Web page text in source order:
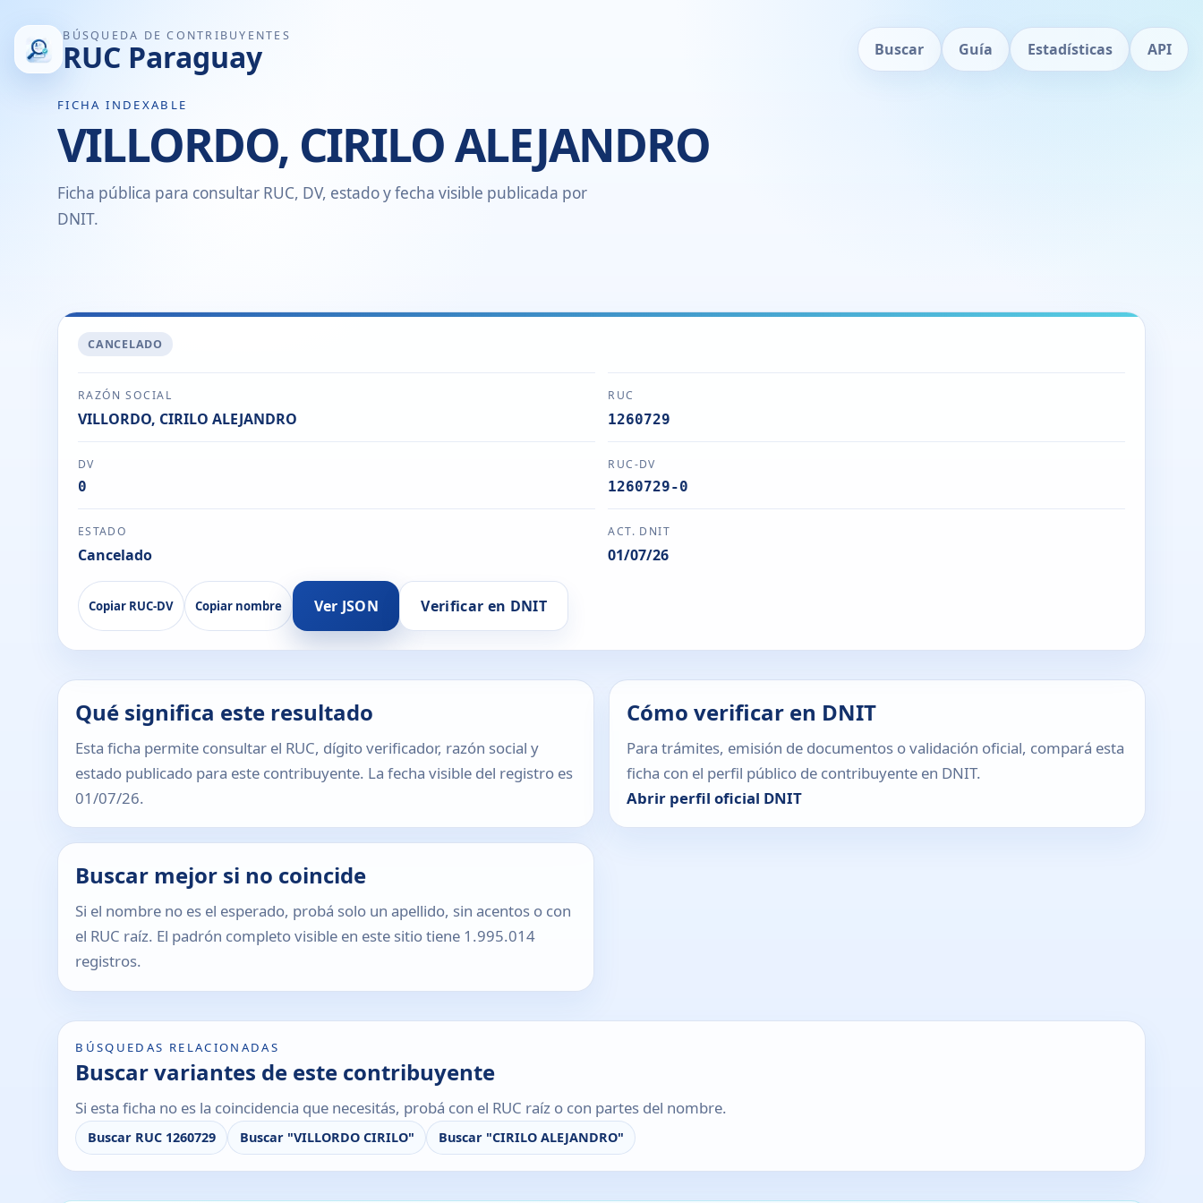
BÚSQUEDA DE CONTRIBUYENTES
RUC Paraguay Buscar Guía Estadísticas API
FICHA INDEXABLE
VILLORDO, CIRILO ALEJANDRO
Ficha pública para consultar RUC, DV, estado y fecha visible publicada por
DNIT.
CANCELADO
RAZÓN SOCIAL
VILLORDO, CIRILO ALEJANDRO
RUC
1260729
DV
0
RUC-DV
1260729-0
ESTADO
Cancelado
ACT. DNIT
01/07/26
Copiar RUC-DV Copiar nombre Ver JSON Verificar en DNIT
Qué significa este resultado
Esta ficha permite consultar el RUC, dígito verificador, razón social y
estado publicado para este contribuyente. La fecha visible del registro es
01/07/26.
Cómo verificar en DNIT
Para trámites, emisión de documentos o validación oficial, compará esta
ficha con el perfil público de contribuyente en DNIT.
Abrir perfil oficial DNIT
Buscar mejor si no coincide
Si el nombre no es el esperado, probá solo un apellido, sin acentos o con
el RUC raíz. El padrón completo visible en este sitio tiene 1.995.014
registros.
BÚSQUEDAS RELACIONADAS
Buscar variantes de este contribuyente
Si esta ficha no es la coincidencia que necesitás, probá con el RUC raíz o con partes del nombre.
Buscar RUC 1260729 Buscar "VILLORDO CIRILO" Buscar "CIRILO ALEJANDRO"